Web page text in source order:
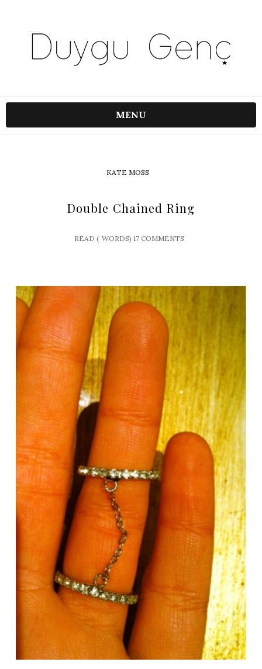
MENU
KATE MOSS
Double Chained Ring
READ ( WORDS) 17 COMMENTS